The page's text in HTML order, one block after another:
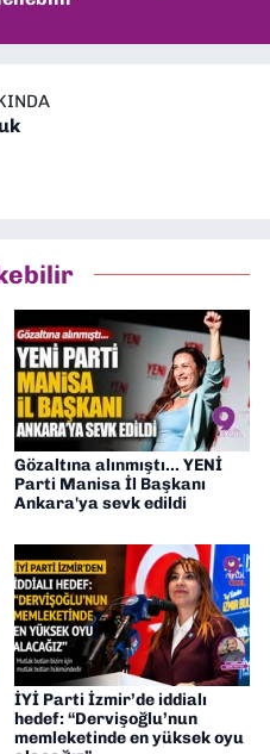
Gözaltına alınmıştı... YENİ
Parti Manisa İl Başkanı
Ankara'ya sevk edildi
İYİ Parti İzmir’de iddialı
hedef: “Dervişoğlu’nun
memleketinde en yüksek oyu